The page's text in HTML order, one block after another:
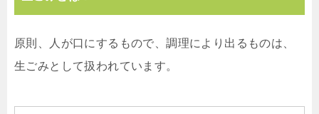
原則、人が口にするもので、調理により出るものは、
生ごみとして扱われています。